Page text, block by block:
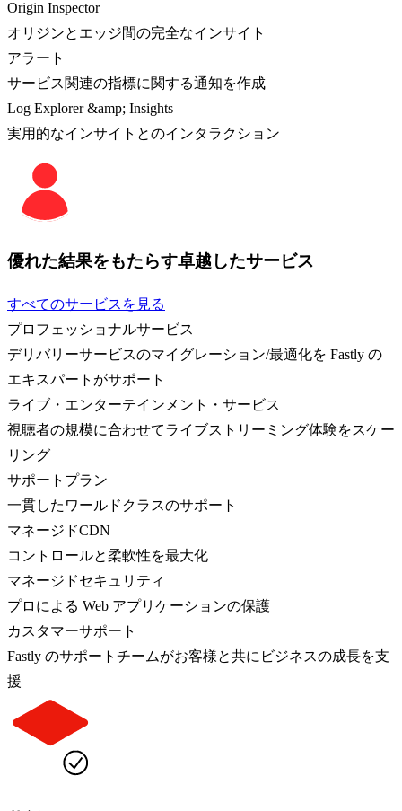
Origin Inspector
オリジンとエッジ間の完全なインサイト
アラート
サービス関連の指標に関する通知を作成
Log Explorer &amp; Insights
実用的なインサイトとのインタラクション
優れた結果をもたらす卓越したサービス
すべてのサービスを見る
プロフェッショナルサービス
デリバリーサービスのマイグレーション/最適化を Fastly の
エキスパートがサポート
ライブ・エンターテインメント・サービス
視聴者の規模に合わせてライブストリーミング体験をスケー
リング
サポートプラン
一貫したワールドクラスのサポート
マネージドCDN
コントロールと柔軟性を最大化
マネージドセキュリティ
プロによる Web アプリケーションの保護
カスタマーサポート
Fastly のサポートチームがお客様と共にビジネスの成長を支
援